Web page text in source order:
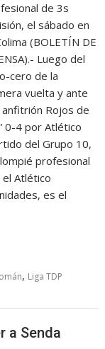
de 3s
el sábado en
(BOLETÍN DE
Luego del
cero de la
vuelta y ante
Rojos de
0-4 por Atlético
del Grupo 10,
profesional
Atlético
es el
, Liga TDP
a Senda